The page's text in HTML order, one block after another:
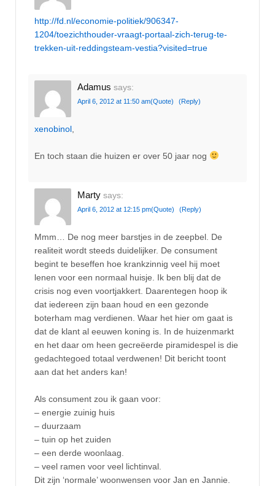
http://fd.nl/economie-politiek/906347-
1204/toezichthouder-vraagt-portaal-zich-terug-te-
trekken-uit-reddingsteam-vestia?visited=true
Adamus says:
April 6, 2012 at 11:50 am(Quote) (Reply)
xenobinol
En toch staan die huizen er over 50 jaar nog
Marty says:
April 6, 2012 at 12:15 pm(Quote) (Reply)
Mmm… De nog meer barstjes in de zeepbel. De
realiteit wordt steeds duidelijker. De consument
begint te beseffen hoe krankzinnig veel hij moet
lenen voor een normaal huisje. Ik ben blij dat de
crisis nog even voortjakkert. Daarentegen hoop ik
dat iedereen zijn baan houd en een gezonde
boterham mag verdienen. Waar het hier om gaat is
dat de klant al eeuwen koning is. In de huizenmarkt
en het daar om heen gecreëerde piramidespel is die
gedachtegoed totaal verdwenen! Dit bericht toont
aan dat het anders kan!
Als consument zou ik gaan voor:
– energie zuinig huis
– duurzaam
– tuin op het zuiden
– een derde woonlaag.
– veel ramen voor veel lichtinval.
Dit zijn ‘normale’ woonwensen voor Jan en Jannie.